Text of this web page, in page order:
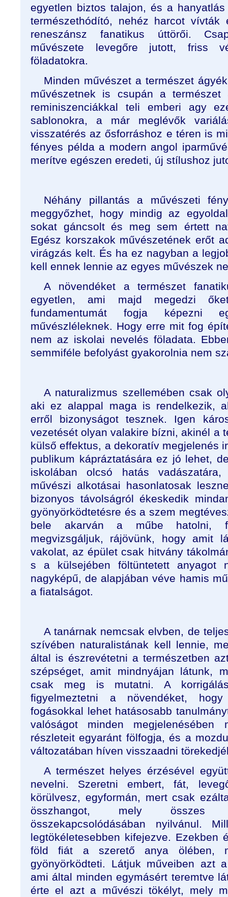
egyetlen biztos talajon, és a
természethódító, nehéz harcot
reneszánsz fanatikus úttörői.
művészete levegőre jutott, friss
föladatokra.
Minden művészet a természet
művészetnek is csupán a
reminiszenciákkal teli emberi agy
sablonokra, a már meglévők
visszatérés az ősforráshoz e téren is
fényes példa a modern angol
merítve egészen eredeti, új stílushoz
Néhány pillantás a művészeti
meggyőzhet, hogy mindig az
sokat gáncsolt és meg sem értett
Egész korszakok művészetének erőt
virágzás kelt. És ha ez nagyban a
kell ennek lennie az egyes művészek
A növendéket a természet
egyetlen, ami majd megedzi
fundamentumát fogja képezni
művészléleknek. Hogy erre mit fog
nem az iskolai nevelés föladata.
semmiféle befolyást gyakorolnia nem
A naturalizmus szellemében csak
aki ez alappal maga is rendelkezik,
erről bizonyságot tesznek. Igen
vezetését olyan valakire bízni, akinél a
külső effektus, a dekoratív megjelenés
publikum kápráztatására ez jó lehet,
iskolában olcsó hatás
művészi alkotásai hasonlatosak
bizonyos távolságról ékeskedik
gyönyörködtetésre és a szem
bele akarván a műbe hatolni,
megvizsgáljuk, rájövünk, hogy amit
vakolat, az épület csak hitvány
s a külsejében föltüntetett anyagot
nagyképű, de alapjában véve hamis
a fiatalságot.
A tanárnak nemcsak elvben, de
szívében naturalistának kell lennie,
által is észrevétetni a természetben
szépséget, amit mindnyájan látunk,
csak meg is mutatni. A
figyelmeztetni a növendéket,
fogásokkal lehet hatásosabb
valóságot minden
részleteit egyaránt fölfogja, és a
változatában híven visszaadni
A természet helyes érzésével
nevelni. Szeretni embert, fát,
körülvesz, egyformán, mert csak
összhangot, mely összes
összekapcsolódásában nyilvánul.
legtökéletesebben kifejezve. Ezekben
föld fiát a szerető anya ölében,
gyönyörködteti. Látjuk műveiben azt
ami által minden egymásért teremtve
érte el azt a művészi tökélyt, mely